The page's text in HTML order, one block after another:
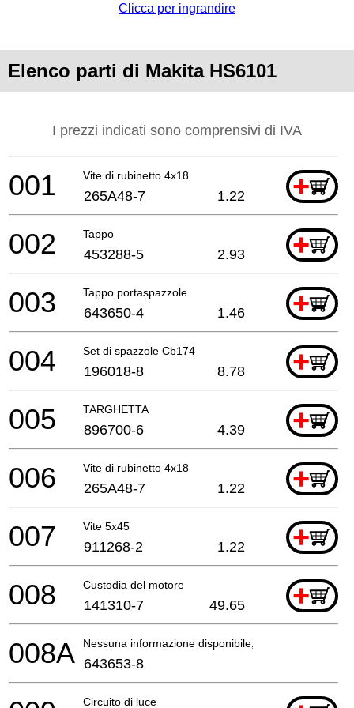
Clicca per ingrandire
Elenco parti di Makita HS6101
I prezzi indicati sono comprensivi di IVA
Vite di rubinetto 4x18 +
001 265A48-7 1.22
Tappo +
002 453288-5 2.93
Tappo portaspazzole +
003 643650-4 1.46
Set di spazzole Cb174 +
004 196018-8 8.78
TARGHETTA +
005 896700-6 4.39
Vite di rubinetto 4x18 +
006 265A48-7 1.22
Vite 5x45 +
007 911268-2 1.22
Custodia del motore +
008 141310-7 49.65
Nessuna informazione disponibile, non ordinabile
008A 643653-8
Circuito di luce